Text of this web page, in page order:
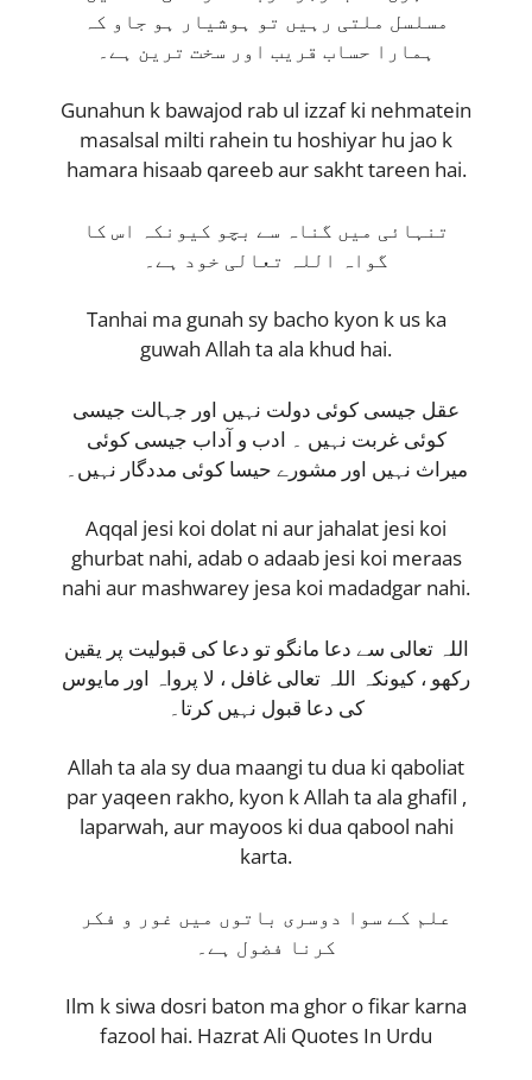
مسلسل ملتی رہیں تو ہوشیار ہو جاو کہ
ہمارا حساب قریب اور سخت ترین ہے۔
Gunahun k bawajod rab ul izzaf ki nehmatein
masalsal milti rahein tu hoshiyar hu jao k
hamara hisaab qareeb aur sakht tareen hai.
تنہائی میں گناہ سے بچو کیونکہ اس کا
گواہ اللہ تعالی خود ہے۔
Tanhai ma gunah sy bacho kyon k us ka
guwah Allah ta ala khud hai.
عقل جیسی کوئی دولت نہیں اور جہالت جیسی
کوئی غربت نہیں ۔ ادب و آداب جیسی کوئی
میراث نہیں اور مشورے حیسا کوئی مددگار نہیں۔
Aqqal jesi koi dolat ni aur jahalat jesi koi
ghurbat nahi, adab o adaab jesi koi meraas
nahi aur mashwarey jesa koi madadgar nahi.
اللہ تعالی سے دعا مانگو تو دعا کی قبولیت پر یقین
رکھو ، کیونکہ اللہ تعالی غافل ، لا پرواہ اور مایوس
کی دعا قبول نہیں کرتا۔
Allah ta ala sy dua maangi tu dua ki qaboliat
par yaqeen rakho, kyon k Allah ta ala ghafil ,
laparwah, aur mayoos ki dua qabool nahi
karta.
علم کے سوا دوسری باتوں میں غور و فکر
کرنا فضول ہے۔
Ilm k siwa dosri baton ma ghor o fikar karna
fazool hai. Hazrat Ali Quotes In Urdu